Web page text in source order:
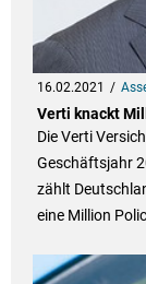
16.02.2021
Verti knackt
Die Verti
Geschäftsjahr
zählt
eine Million